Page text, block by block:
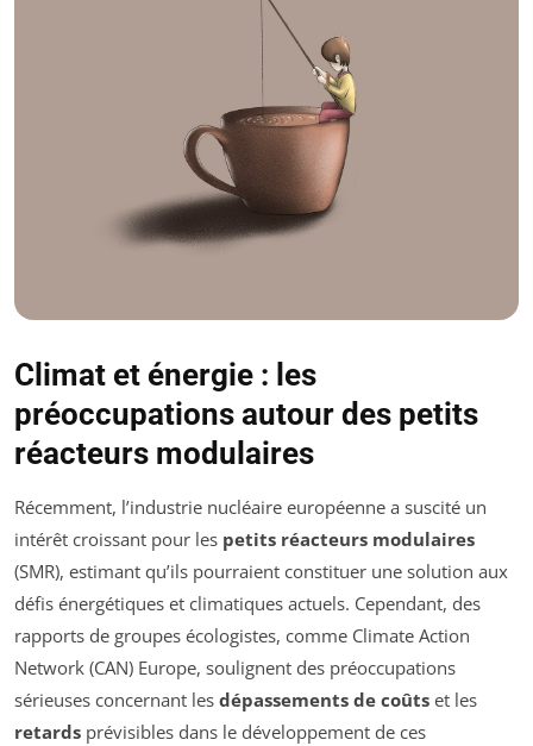
Climat et énergie : les
préoccupations autour des petits
réacteurs modulaires
Récemment, l’industrie nucléaire européenne a suscité un
intérêt croissant pour les petits réacteurs modulaires
(SMR), estimant qu’ils pourraient constituer une solution aux
défis énergétiques et climatiques actuels. Cependant, des
rapports de groupes écologistes, comme Climate Action
Network (CAN) Europe, soulignent des préoccupations
sérieuses concernant les dépassements de coûts et les
retards prévisibles dans le développement de ces